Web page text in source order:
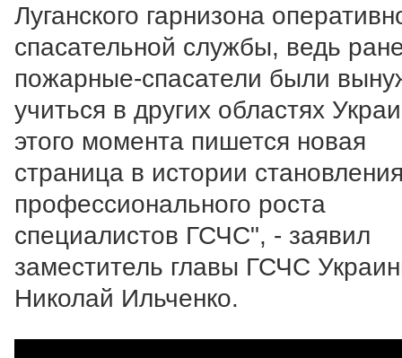
Луганского гарнизона
спасательной службы, ведь
пожарные-спасатели были
учиться в других областях
этого момента пишется новая
страница в истории
профессионального роста
специалистов ГСЧС", - заявил
заместитель главы ГСЧС
Николай Ильченко.